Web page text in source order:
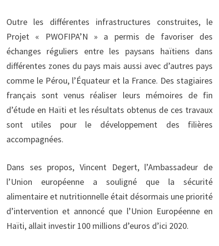
Outre les différentes infrastructures construites, le
Projet « PWOFIPA’N » a permis de favoriser des
échanges réguliers entre les paysans haïtiens dans
différentes zones du pays mais aussi avec d’autres pays
comme le Pérou, l’Équateur et la France. Des stagiaires
français sont venus réaliser leurs mémoires de fin
d’étude en Haïti et les résultats obtenus de ces travaux
sont utiles pour le développement des filières
accompagnées.
Dans ses propos, Vincent Degert, l’Ambassadeur de
l’Union européenne a souligné que la sécurité
alimentaire et nutritionnelle était désormais une priorité
d’intervention et annoncé que l’Union Européenne en
Haïti, allait investir 100 millions d’euros d’ici 2020.